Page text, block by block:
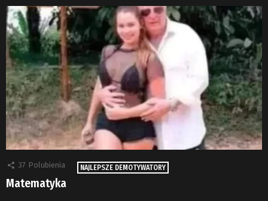
37 Polubienia NAJLEPSZE DEMOTYWATORY
Matematyka